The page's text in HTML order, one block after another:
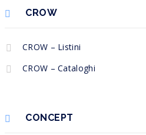
CROW
CROW – Listini
CROW – Cataloghi
CONCEPT